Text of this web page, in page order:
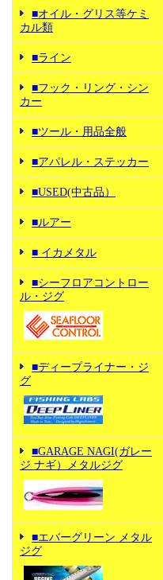
■オイル・グリス等ケミ
カル類
■ライン
■フック・リング・シン
カー
■ツール・用品全般
■アパレル・ステッカー
■USED(中古品）
■ルアー
■ イカメタル
■シーフロアコントロー
ル・ジグ
■ディープライナー・ジ
グ
■GARAGE NAGI(ガレー
ジ ナギ）メタルジグ
■エバーグリーン メタル
ジグ